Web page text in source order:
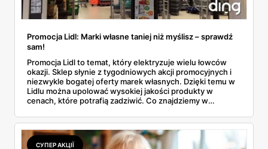
Promocja Lidl: Marki własne taniej niż myślisz – sprawdź
sam!
Promocja Lidl to temat, który elektryzuje wielu łowców
okazji. Sklep słynie z tygodniowych akcji promocyjnych i
niezwykle bogatej oferty marek własnych. Dzięki temu w
Lidlu można upolować wysokiej jakości produkty w
cenach, które potrafią zadziwić. Co znajdziemy w
Przekonajmy się!
СУПЕР АКЦІЇ